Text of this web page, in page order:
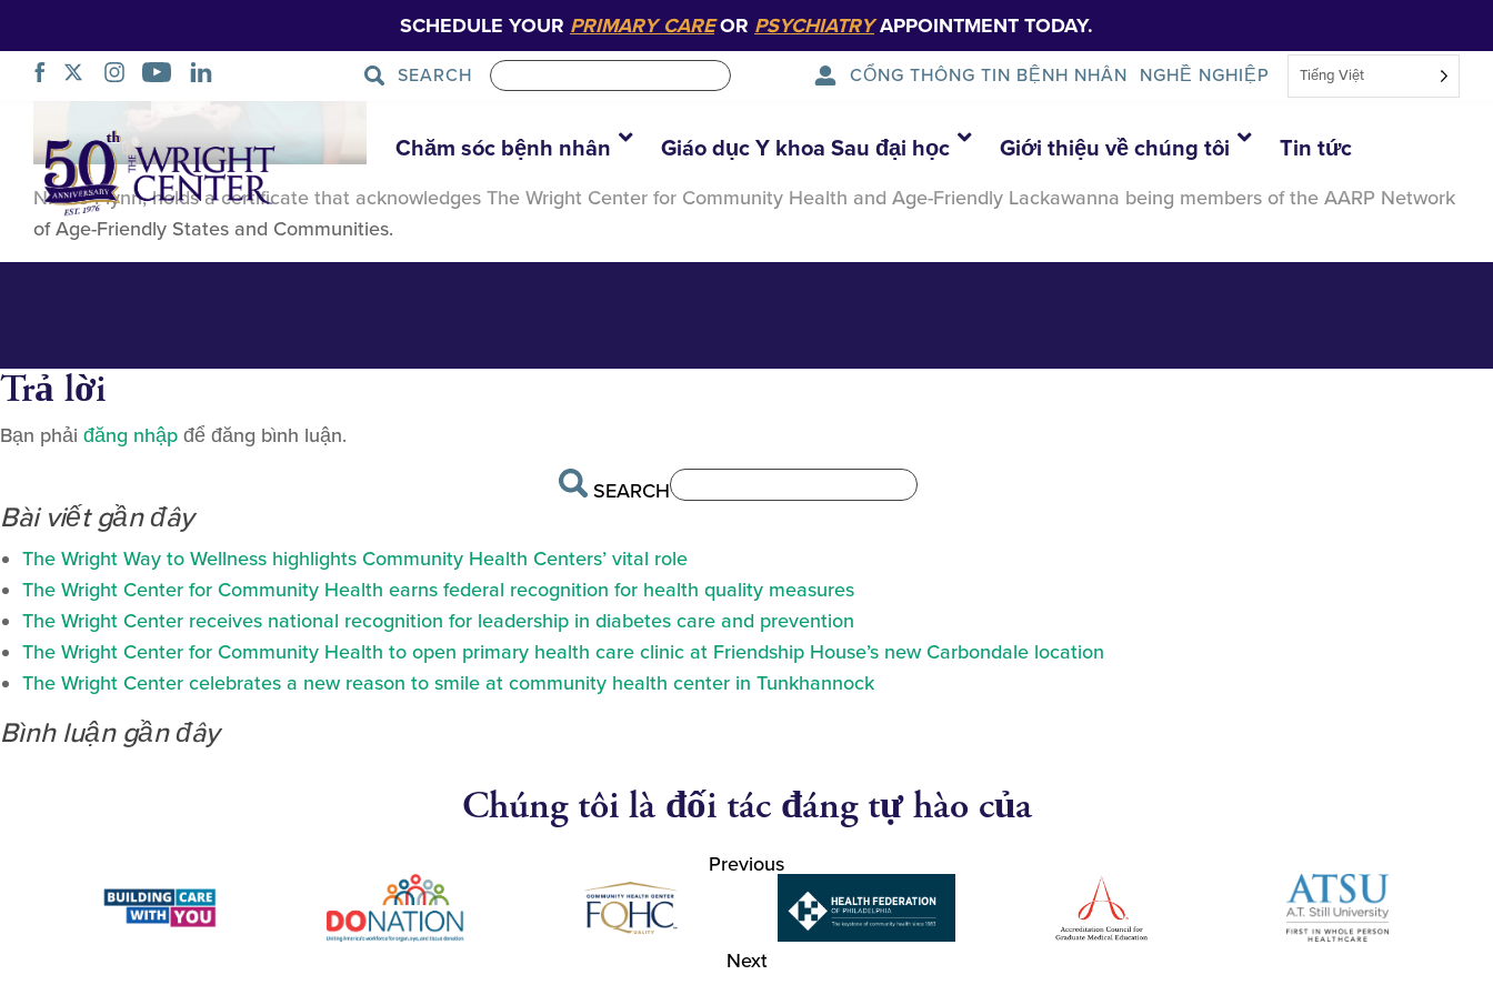
SCHEDULE YOUR PRIMARY CAREOR PSYCHIATRYAPPOINTMENT TODAY.
SEARCH CỔNG THÔNG TIN BỆNH NHÂN NGHỀ NGHIỆP Tiếng Việt
qua
điều
hướng
Chăm sóc bệnh nhân Giáo dục Y khoa Sau đại học Giới thiệu về chúng tôi Tin tức
NIcole Flynn 2
Nicole Flynn, holds a certificate that acknowledges The Wright Center for Community Health and Age-Friendly Lackawanna being members of the AARP Network
of Age-Friendly States and Communities.
Trả lời
Bạn phải đăng nhập để đăng bình luận.
SEARCH
Bài viết gần đây
The Wright Way to Wellness highlights Community Health Centers’ vital role
The Wright Center for Community Health earns federal recognition for health quality measures
The Wright Center receives national recognition for leadership in diabetes care and prevention
The Wright Center for Community Health to open primary health care clinic at Friendship House’s new Carbondale location
The Wright Center celebrates a new reason to smile at community health center in Tunkhannock
Bình luận gần đây
Chúng tôi là đối tác đáng tự hào của
Previous
Next